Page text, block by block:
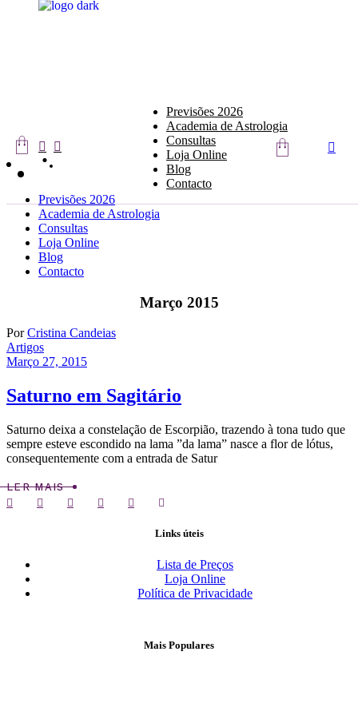
Previsões 2026
Academia de Astrologia
Consultas
Loja Online
Blog
Contacto
Previsões 2026
Academia de Astrologia
Consultas
Loja Online
Blog
Contacto
Março 2015
Por Cristina Candeias
Artigos
Março 27, 2015
Saturno em Sagitário
Saturno deixa a constelação de Escorpião, trazendo à tona tudo que
sempre esteve escondido na lama ”da lama” nasce a flor de lótus,
consequentemente com a entrada de Satur
LER MAIS
Links úteis
Lista de Preços
Loja Online
Política de Privacidade
Mais Populares